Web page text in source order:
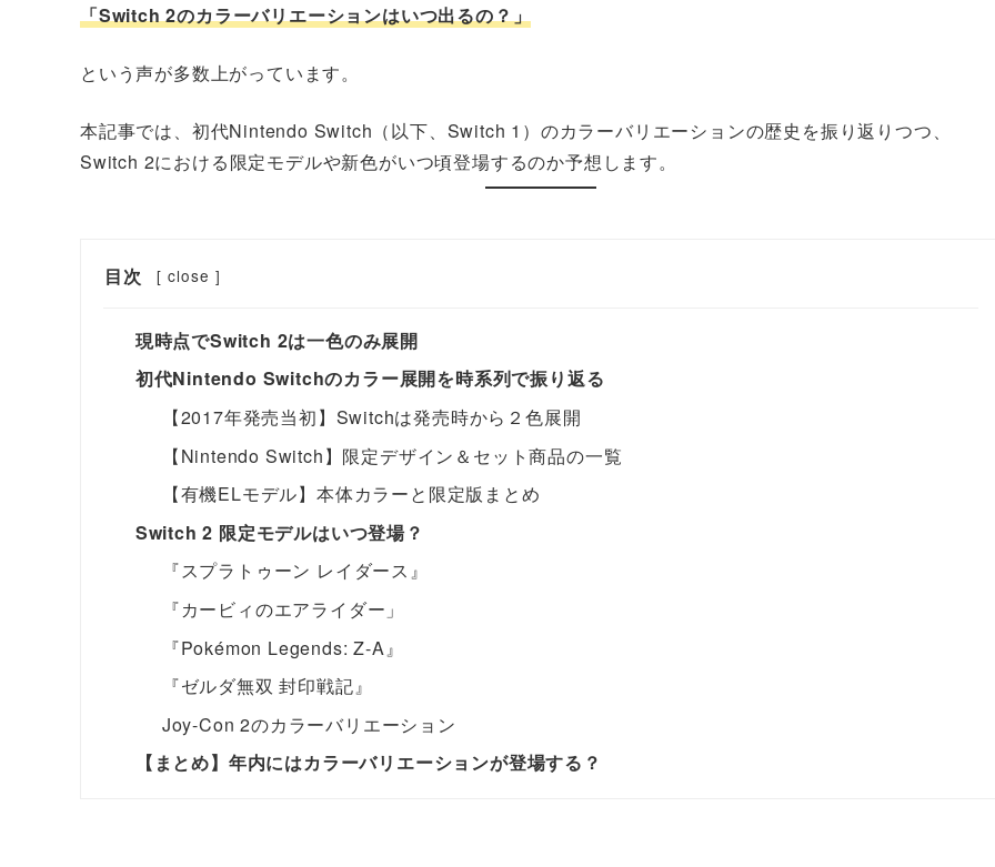
「Switch 2のカラーバリエーションはいつ出るの？」
という声が多数上がっています。
本記事では、初代Nintendo Switch（以下、Switch 1）のカラーバリエーションの歴史を振り返りつつ、
Switch 2における限定モデルや新色がいつ頃登場するのか予想します。
目次 [ close ]
現時点でSwitch 2は一色のみ展開
初代Nintendo Switchのカラー展開を時系列で振り返る
【2017年発売当初】Switchは発売時から２色展開
【Nintendo Switch】限定デザイン＆セット商品の一覧
【有機ELモデル】本体カラーと限定版まとめ
Switch 2 限定モデルはいつ登場？
『スプラトゥーン レイダース』
『カービィのエアライダー」
『Pokémon Legends: Z-A』
『ゼルダ無双 封印戦記』
Joy-Con 2のカラーバリエーション
【まとめ】年内にはカラーバリエーションが登場する？